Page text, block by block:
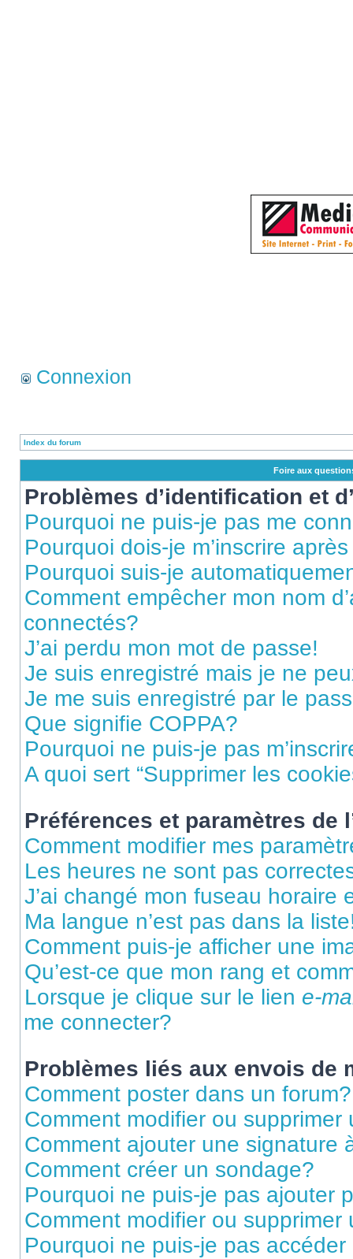
Connexion
Index du forum
Foire aux
Problèmes d’identification et
Pourquoi ne puis-je pas me
Pourquoi dois-je m’inscrire
Pourquoi suis-je
Comment empêcher mon nom
connectés?
J’ai perdu mon mot de passe!
Je suis enregistré mais je ne
Je me suis enregistré par le
Que signifie COPPA?
Pourquoi ne puis-je pas
A quoi sert “Supprimer les
Préférences et paramètres de
Comment modifier mes
Les heures ne sont pas
J’ai changé mon fuseau horaire
Ma langue n’est pas dans la
Comment puis-je afficher une
Qu’est-ce que mon rang et
Lorsque je clique sur le lien e-
me connecter?
Problèmes liés aux envois de
Comment poster dans un forum?
Comment modifier ou supprimer
Comment ajouter une signature
Comment créer un sondage?
Pourquoi ne puis-je pas ajouter
Comment modifier ou supprimer
Pourquoi ne puis-je pas